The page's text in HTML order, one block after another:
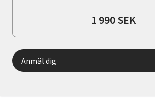
1 990 SEK
Anmäl dig